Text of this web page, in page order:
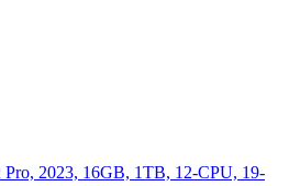
2023, 16GB, 1TB, 12-CPU, 19-